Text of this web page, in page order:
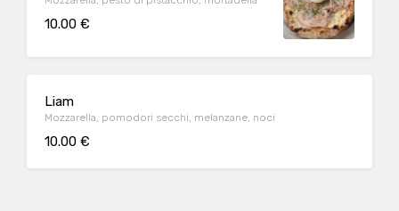
10.00 €
Liam
Mozzarella, pomodori secchi, melanzane, noci
10.00 €